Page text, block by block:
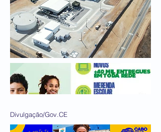
Divulgação/Gov.CE